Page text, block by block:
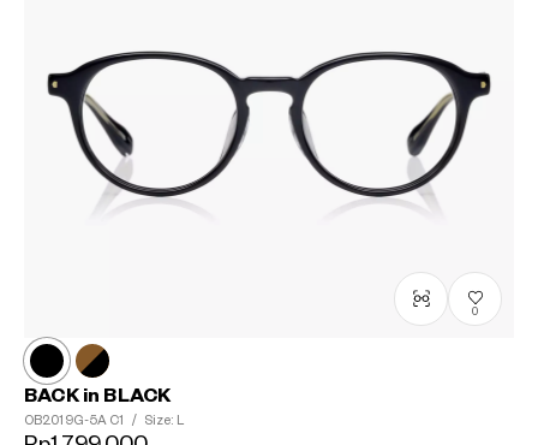
0
BACK in BLACK
OB2019G-5A C1 / Size: L